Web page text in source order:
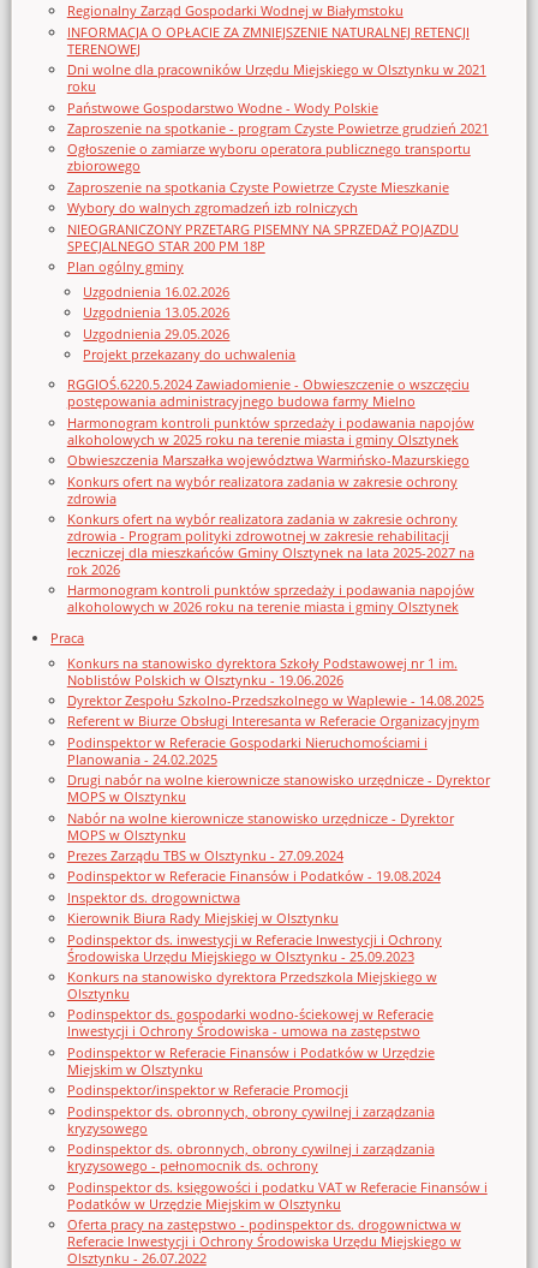
Regionalny Zarząd Gospodarki Wodnej w Białymstoku
INFORMACJA O OPŁACIE ZA ZMNIEJSZENIE NATURALNEJ RETENCJI
TERENOWEJ
Dni wolne dla pracowników Urzędu Miejskiego w Olsztynku w 2021
roku
Państwowe Gospodarstwo Wodne - Wody Polskie
Zaproszenie na spotkanie - program Czyste Powietrze grudzień 2021
Ogłoszenie o zamiarze wyboru operatora publicznego transportu
zbiorowego
Zaproszenie na spotkania Czyste Powietrze Czyste Mieszkanie
Wybory do walnych zgromadzeń izb rolniczych
NIEOGRANICZONY PRZETARG PISEMNY NA SPRZEDAŻ POJAZDU
SPECJALNEGO STAR 200 PM 18P
Plan ogólny gminy
Uzgodnienia 16.02.2026
Uzgodnienia 13.05.2026
Uzgodnienia 29.05.2026
Projekt przekazany do uchwalenia
RGGIOŚ.6220.5.2024 Zawiadomienie - Obwieszczenie o wszczęciu
postępowania administracyjnego budowa farmy Mielno
Harmonogram kontroli punktów sprzedaży i podawania napojów
alkoholowych w 2025 roku na terenie miasta i gminy Olsztynek
Obwieszczenia Marszałka województwa Warmińsko-Mazurskiego
Konkurs ofert na wybór realizatora zadania w zakresie ochrony
zdrowia
Konkurs ofert na wybór realizatora zadania w zakresie ochrony
zdrowia - Program polityki zdrowotnej w zakresie rehabilitacji
leczniczej dla mieszkańców Gminy Olsztynek na lata 2025-2027 na
rok 2026
Harmonogram kontroli punktów sprzedaży i podawania napojów
alkoholowych w 2026 roku na terenie miasta i gminy Olsztynek
Praca
Konkurs na stanowisko dyrektora Szkoły Podstawowej nr 1 im.
Noblistów Polskich w Olsztynku - 19.06.2026
Dyrektor Zespołu Szkolno-Przedszkolnego w Waplewie - 14.08.2025
Referent w Biurze Obsługi Interesanta w Referacie Organizacyjnym
Podinspektor w Referacie Gospodarki Nieruchomościami i
Planowania - 24.02.2025
Drugi nabór na wolne kierownicze stanowisko urzędnicze - Dyrektor
MOPS w Olsztynku
Nabór na wolne kierownicze stanowisko urzędnicze - Dyrektor
MOPS w Olsztynku
Prezes Zarządu TBS w Olsztynku - 27.09.2024
Podinspektor w Referacie Finansów i Podatków - 19.08.2024
Inspektor ds. drogownictwa
Kierownik Biura Rady Miejskiej w Olsztynku
Podinspektor ds. inwestycji w Referacie Inwestycji i Ochrony
Środowiska Urzędu Miejskiego w Olsztynku - 25.09.2023
Konkurs na stanowisko dyrektora Przedszkola Miejskiego w
Olsztynku
Podinspektor ds. gospodarki wodno-ściekowej w Referacie
Inwestycji i Ochrony Środowiska - umowa na zastępstwo
Podinspektor w Referacie Finansów i Podatków w Urzędzie
Miejskim w Olsztynku
Podinspektor/inspektor w Referacie Promocji
Podinspektor ds. obronnych, obrony cywilnej i zarządzania
kryzysowego
Podinspektor ds. obronnych, obrony cywilnej i zarządzania
kryzysowego - pełnomocnik ds. ochrony
Podinspektor ds. księgowości i podatku VAT w Referacie Finansów i
Podatków w Urzędzie Miejskim w Olsztynku
Oferta pracy na zastępstwo - podinspektor ds. drogownictwa w
Referacie Inwestycji i Ochrony Środowiska Urzędu Miejskiego w
Olsztynku - 26.07.2022